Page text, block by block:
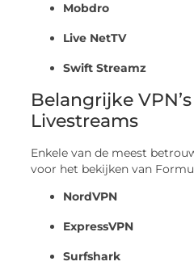
Mobdro
Live NetTV
Swift Streamz
Belangrijke
Livestreams
Enkele van de meest
voor het bekijken van
NordVPN
ExpressVPN
Surfshark